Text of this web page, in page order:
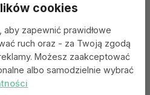
cookies
zapewnić prawidłowe
ruch oraz - za Twoją zgodą
Możesz zaakceptować
albo samodzielnie wybrać